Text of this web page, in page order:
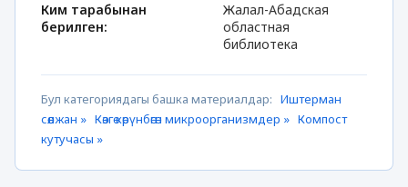
Ким тарабынан
берилген:
Жалал-Абадская
областная
библиотека
Бул категориядагы башка материалдар: Иштерман
сөөлжан » Көзгө көрүнбөгөн микроорганизмдер » Компост
кутучасы »